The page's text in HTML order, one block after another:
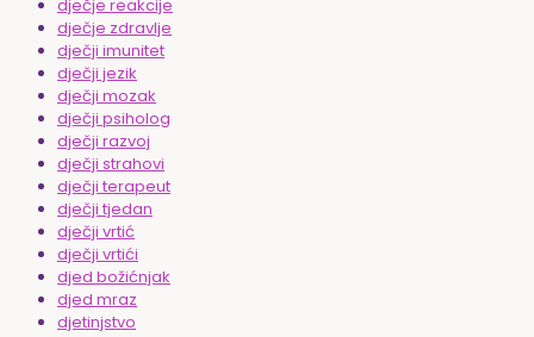
dječje reakcije
dječje zdravlje
dječji imunitet
dječji jezik
dječji mozak
dječji psiholog
dječji razvoj
dječji strahovi
dječji terapeut
dječji tjedan
dječji vrtić
dječji vrtići
djed božićnjak
djed mraz
djetinjstvo